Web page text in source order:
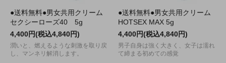
●送料無料●男女共用クリーム
セクシーローズ40 5g
4,400円(税込4,840円)
潤いと、燃えるような刺激を取り戻
し、マンネリ解消します。
●送料無料●男女共用クリーム
HOTSEX MAX 5g
4,400円(税込4,840円)
男子自身は強く大きく、女子は濡れ
て締まる初めての感覚